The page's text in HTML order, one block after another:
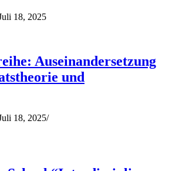
18, 2025
Auseinandersetzung
und
18, 2025